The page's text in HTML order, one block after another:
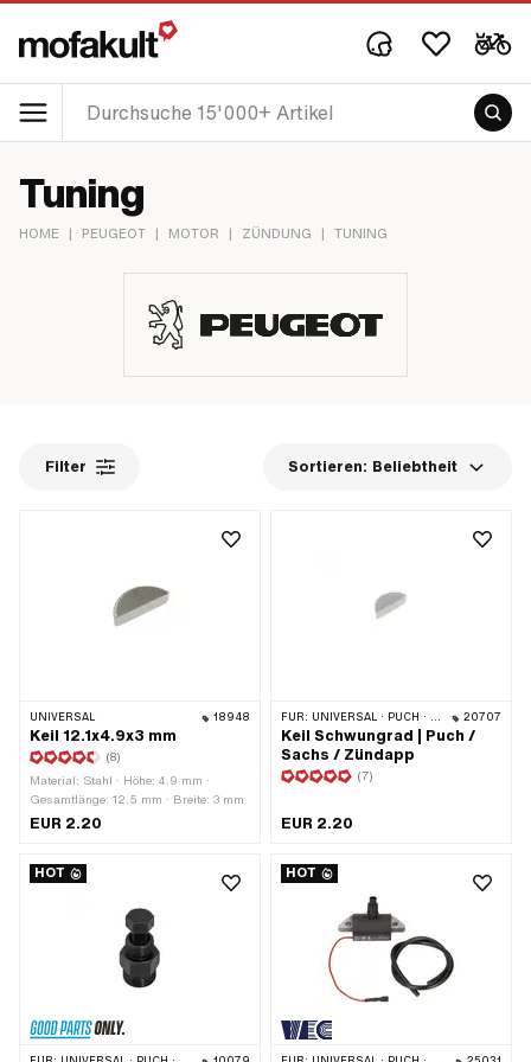
Tuning
HOME | PEUGEOT | MOTOR | ZÜNDUNG | TUNING
Filter Sortieren: Beliebtheit
UNIVERSAL 18948
Keil 12.1x4.9x3 mm
(8)
Material: Stahl · Höhe: 4.9 mm ·
Gesamtlänge: 12.5 mm · Breite: 3 mm
EUR 2.20
FÜR: UNIVERSAL · PUCH · SACHS · ZÜNDAPP BELMONDO · HERCULES · ZÜNDAPP 20707
Keil Schwungrad | Puch /
Sachs / Zündapp
(7)
EUR 2.20
HOT HOT